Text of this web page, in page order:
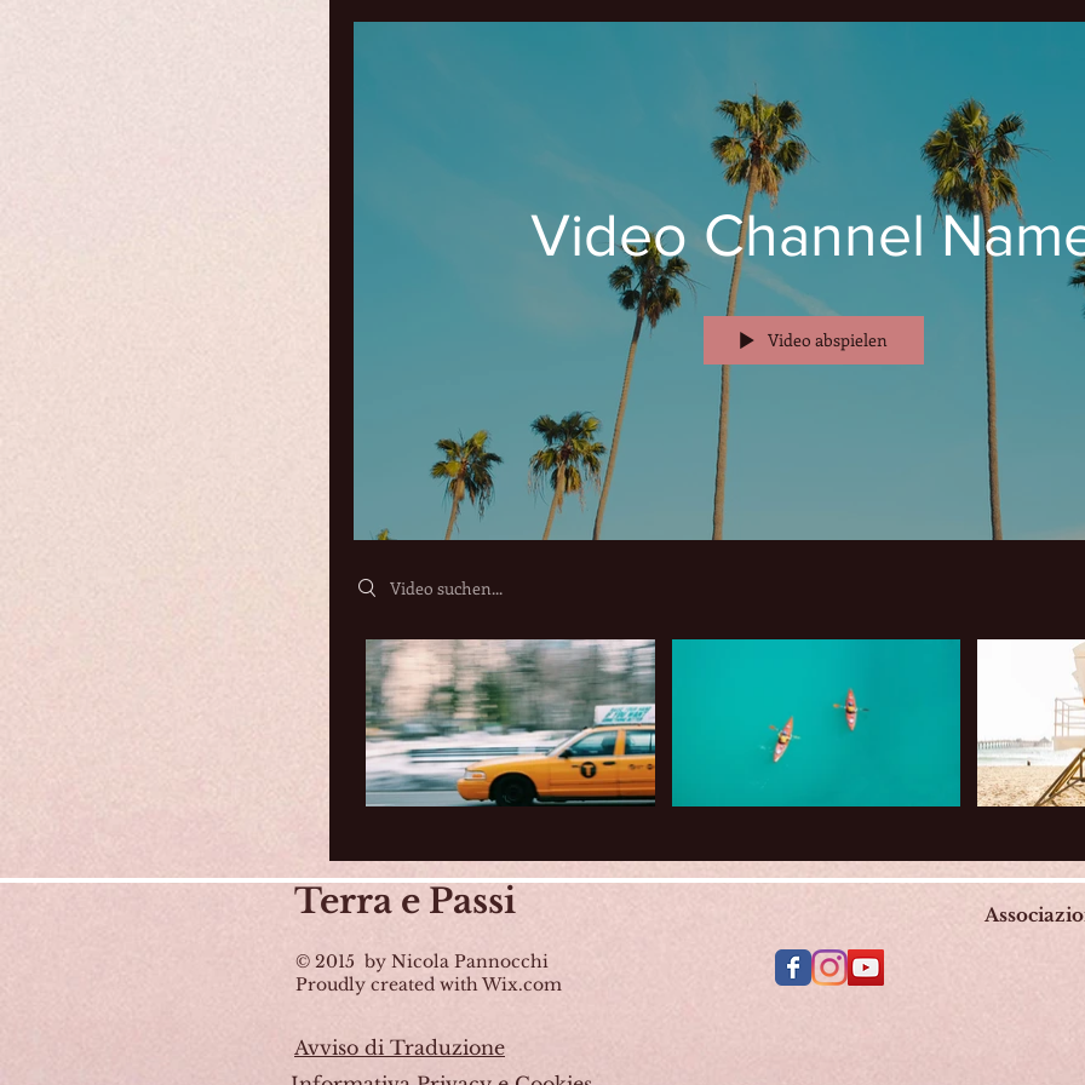
Video Channel
Video abspielen
Search videos
Terra e Passi
© 2015 by Nicola Pannocchi
Proudly created with Wix.com
Avviso di Traduzione